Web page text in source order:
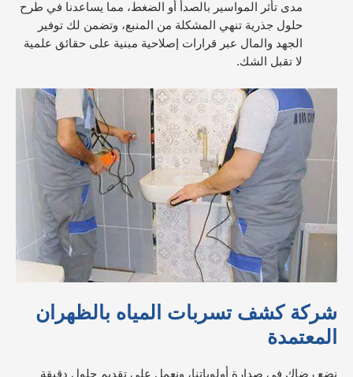
مدى تأثر المواسير بالصدأ أو الضغط، مما يساعدنا في طرح
حلول جذرية تنهي المشكلة من المنبع، وتضمن لك توفير
الجهد والمال عبر قرارات إصلاحية مبنية على حقائق علمية
لا تقبل الشك.
شركة كشف تسربات المياه بالظهران
المعتمدة
نضع رضاك في صدارة أولوياتنا، ونعمل على تقديم حلول دقيقة